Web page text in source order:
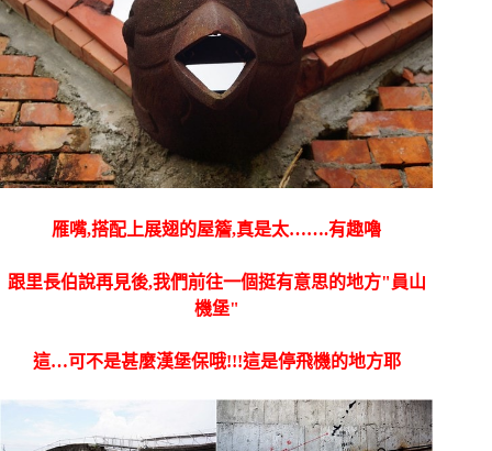
雁嘴,搭配上展翅的屋簷,真是太…….有趣嚕
跟里長伯說再見後,我們前往一個挺有意思的地方"員山
機堡"
這…可不是甚麼漢堡保哦!!!這是停飛機的地方耶